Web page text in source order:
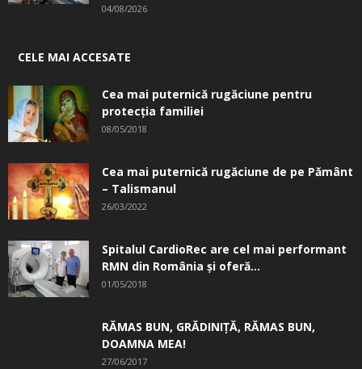
04/08/2026
CELE MAI ACCESATE
Cea mai puternică rugăciune pentru
protecția familiei
08/05/2018
Cea mai puternică rugăciune de pe Pământ
– Talismanul
26/03/2022
Spitalul CardioRec are cel mai performant
RMN din România și oferă...
01/05/2018
RĂMAS BUN, GRĂDINIŢĂ, ­RĂMAS BUN,
DOAMNA MEA!
27/06/2017